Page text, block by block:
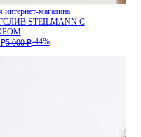
интернет-магазина
STEILMANN С
5 000 ₽-44%